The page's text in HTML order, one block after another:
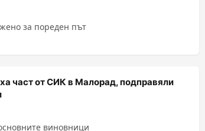
за пореден път
част от СИК в Малорад, подправяли
виновници